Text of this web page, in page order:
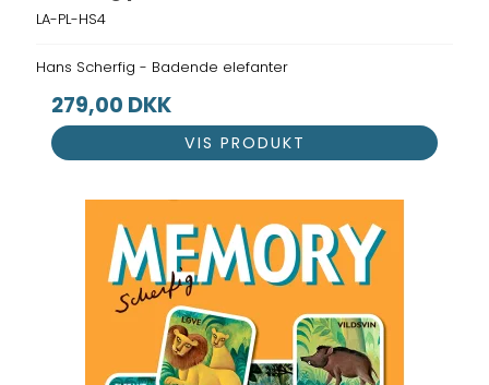
LA-PL-HS4
Hans Scherfig - Badende elefanter
279,00 DKK
VIS PRODUKT